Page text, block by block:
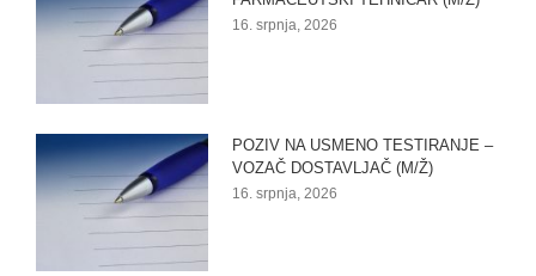
16. srpnja, 2026
POZIV NA USMENO TESTIRANJE –
VOZAČ DOSTAVLJAČ (M/Ž)
16. srpnja, 2026